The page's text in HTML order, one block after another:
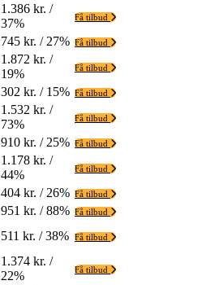
1.386 kr. /
37%
Få tilbud
745 kr. / 27% Få tilbud
1.872 kr. /
19%
Få tilbud
302 kr. / 15% Få tilbud
1.532 kr. /
73%
Få tilbud
910 kr. / 25% Få tilbud
1.178 kr. /
44%
Få tilbud
404 kr. / 26% Få tilbud
951 kr. / 88% Få tilbud
511 kr. / 38% Få tilbud
1.374 kr. /
22%
Få tilbud